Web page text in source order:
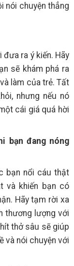
nói chuyện thẳng
ra ý kiến. Hãy
sẽ khám phá ra
làm của trẻ. Tất
nhưng nếu nó
cái giá quá hời
bạn đang nóng
bạn nổi cáu thật
và khiến bạn có
Hãy tạm rời xa
thương lượng với
thở sâu sẽ giúp
và nói chuyện với